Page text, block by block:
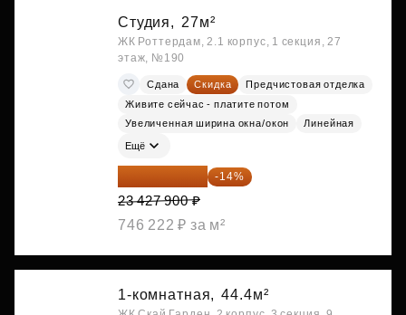
Студия, 27м²
ЖК Роттердам, 2.1 корпус, 1 секция, 27
этаж, №190
Сдана Скидка
Предчистовая отделка
Живите сейчас - платите потом
Увеличенная ширина окна/окон
Линейная
Ещё
20 147 994 ₽ -14%
23 427 900 ₽
746 222 ₽ за м²
1-комнатная, 44.4м²